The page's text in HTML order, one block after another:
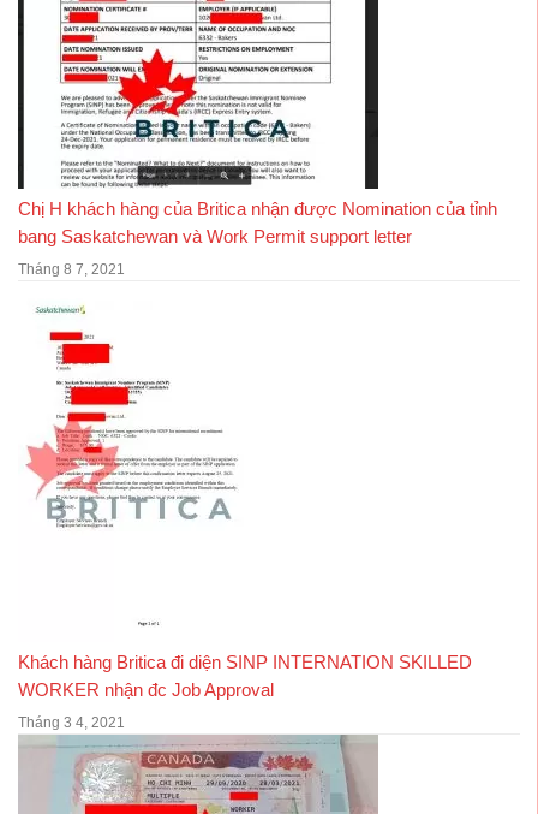
Chị H khách hàng của Britica nhận được Nomination của tỉnh
bang Saskatchewan và Work Permit support letter
Tháng 8 7, 2021
Khách hàng Britica đi diện SINP INTERNATION SKILLED
WORKER nhận đc Job Approval
Tháng 3 4, 2021